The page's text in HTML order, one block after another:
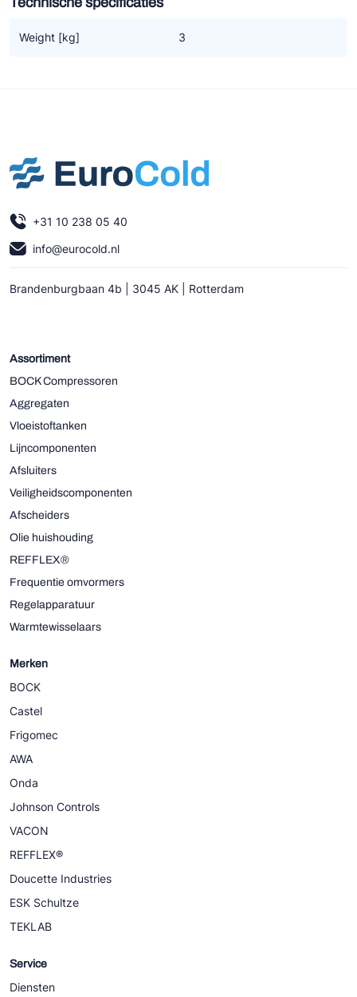
Weight [kg] 3
+31 10 238 05 40
info@eurocold.nl
Brandenburgbaan 4b | 3045 AK | Rotterdam
Assortiment
BOCK Compressoren
Aggregaten
Vloeistoftanken
Lijncomponenten
Afsluiters
Veiligheidscomponenten
Afscheiders
Olie huishouding
REFFLEX®
Frequentie omvormers
Regelapparatuur
Warmtewisselaars
Merken
BOCK
Castel
Frigomec
AWA
Onda
Johnson Controls
VACON
REFFLEX®
Doucette Industries
ESK Schultze
TEKLAB
Service
Diensten